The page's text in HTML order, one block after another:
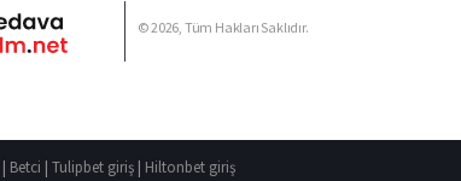
© 2026, Tüm Hakları Saklıdır.
| Betci | Tulipbet giriş | Hiltonbet giriş